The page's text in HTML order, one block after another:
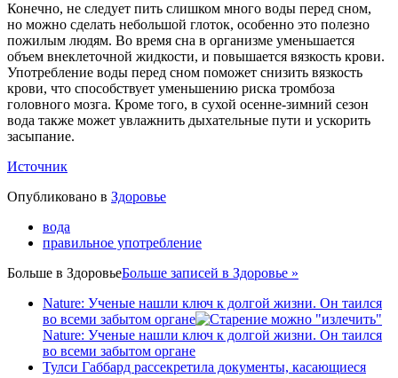
Конечно, не следует пить слишком много воды перед сном,
но можно сделать небольшой глоток, особенно это полезно
пожилым людям. Во время сна в организме уменьшается
объем внеклеточной жидкости, и повышается вязкость крови.
Употребление воды перед сном поможет снизить вязкость
крови, что способствует уменьшению риска тромбоза
головного мозга. Кроме того, в сухой осенне-зимний сезон
вода также может увлажнить дыхательные пути и ускорить
засыпание.
Источник
Опубликовано в Здоровье
вода
правильное употребление
Больше в ЗдоровьеБольше записей в Здоровье »
Nature: Ученые нашли ключ к долгой жизни. Он таился
во всеми забытом органе
Nature: Ученые нашли ключ к долгой жизни. Он таился
во всеми забытом органе
Тулси Габбард рассекретила документы, касающиеся